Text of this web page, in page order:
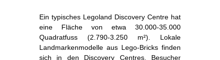
Ein typisches Legoland Discovery Centre hat
eine Fläche von etwa 30.000-35.000
Quadratfuss (2.790-3.250 m²). Lokale
Landmarkenmodelle aus Lego-Bricks finden
sich in den Discovery Centres. Besucher